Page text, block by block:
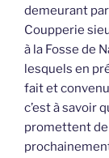
demeurant
Coupperie
à la Fosse de
lesquels en
fait et
c’est à savoir
promettent